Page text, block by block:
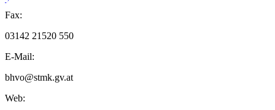
Fax:
03142 21520 550
E-Mail:
bhvo@stmk.gv.at
Web: